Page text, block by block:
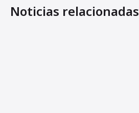
Noticias relacionadas